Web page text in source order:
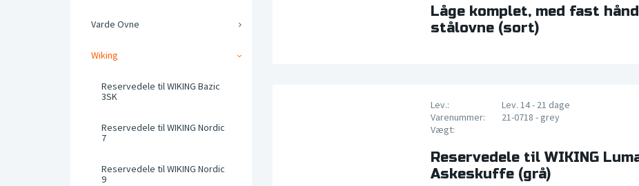
Låge komplet, med fast
stålovne (sort)
Lev.:
Lev. 14 - 21 dage
Varenummer:
21-0718 - grey
Vægt:
Reservedele til WIKING
Askeskuffe (grå)
Varde Ovne
Wiking
Reservedele til WIKING Bazic
3SK
Reservedele til WIKING Nordic
7
Reservedele til WIKING Nordic
9